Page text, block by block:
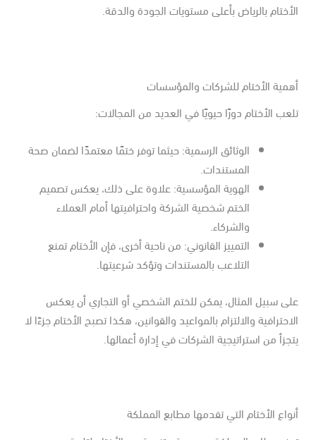
بالرياض بأعلى مستويات الجودة والدقة.
الأختام للشركات والمؤسسات
الأختام دورًا حيويًا في العديد من المجالات:
الوثائق الرسمية: حيثما توفر ختمًا معتمدًا لضمان صحة
المستندات.
الهوية المؤسسية: علاوة على ذلك، يعكس تصميم
الختم شخصية الشركة واحترافيتها أمام العملاء
والشركاء.
التمييز القانوني: من ناحية أخرى، فإن الأختام تمنع
التلاعب بالمستندات وتؤكد شرعيتها.
سبيل المثال، يمكن للختم الشخصي أو التجاري أن يعكس
والالتزام بالمواعيد والقوانين، هكذا تصبح الأختام جزءًا لا
من استراتيجية الشركات في إدارة أعمالها.
الأختام التي تقدمها مطابع المملكة